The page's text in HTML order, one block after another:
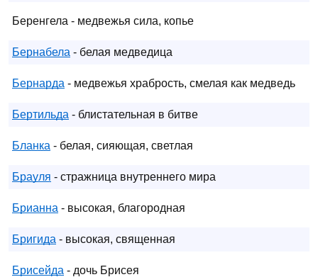
Беренгела - медвежья сила, копье
Бернабела - белая медведица
Бернарда - медвежья храбрость, смелая как медведь
Бертильда - блистательная в битве
Бланка - белая, сияющая, светлая
Брауля - стражница внутреннего мира
Брианна - высокая, благородная
Бригида - высокая, священная
Брисейда - дочь Брисея